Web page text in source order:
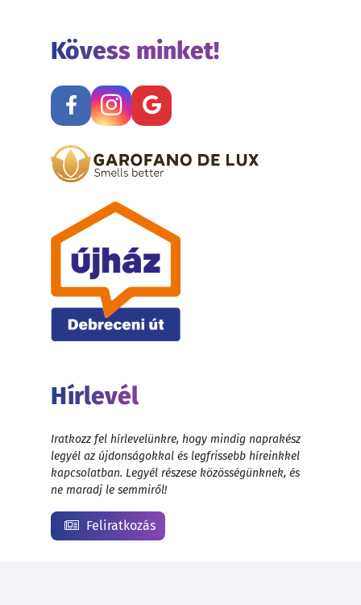
Kövess minket!
Hírlevél
Iratkozz fel hírlevelünkre, hogy mindig naprakész
legyél az újdonságokkal és legfrissebb híreinkkel
kapcsolatban. Legyél részese közösségünknek, és
ne maradj le semmiről!
Feliratkozás